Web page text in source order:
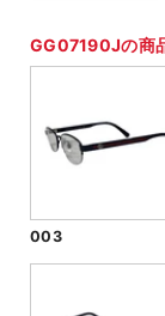
GG07190Jの商
003